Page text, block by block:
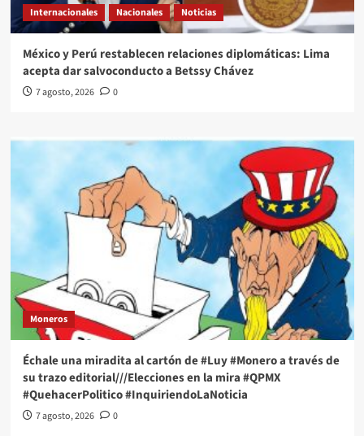
Internacionales Nacionales Noticias
México y Perú restablecen relaciones diplomáticas: Lima
acepta dar salvoconducto a Betssy Chávez
7 agosto, 2026 0
Moneros
Échale una miradita al cartón de #Luy #Monero a través de
su trazo editorial///Elecciones en la mira #QPMX
#QuehacerPolitico #InquiriendoLaNoticia
7 agosto, 2026 0